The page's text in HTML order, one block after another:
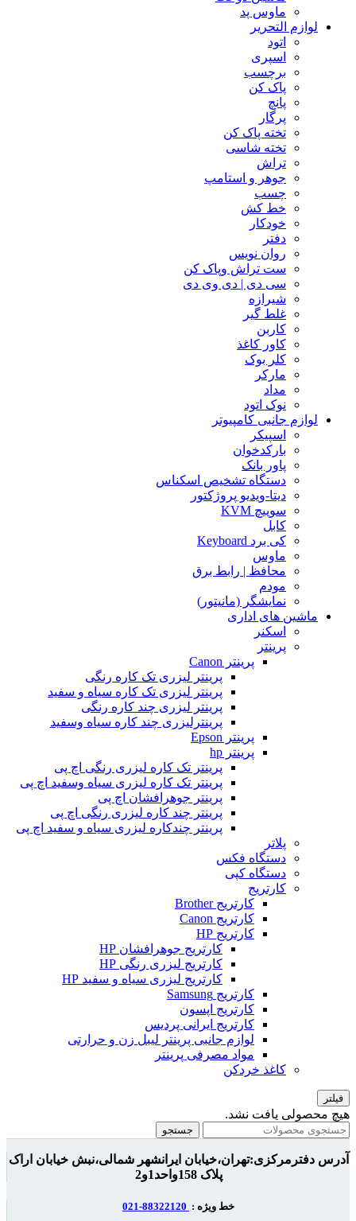
ماوس پد
لوازم التحریر
اتود
اسپری
برچسب
پاک کن
پانچ
پرگار
تخته پاک کن
تخته شاسی
تراش
جوهر و استامپ
چسب
خط کش
خودکار
دفتر
روان نویس
ست تراش وپاک کن
سی دی | دی وی دی
شیرازه
غلط گیر
کاربن
کاور کاغذ
کلر بوک
مارکر
مداد
نوک اتود
لوازم جانبی کامپیوتر
اسپیکر
بارکدخوان
پاور بانک
دستگاه تشخیص اسکناس
دیتا-ویدیو پروژکتور
سوییچ KVM
کابل
کی برد Keyboard
ماوس
محافظ | رابط برق
مودم
نمایشگر (مانیتور)
ماشین های اداری
اسکنر
پرینتر
پرینتر Canon
پرینتر لیزری تک کاره رنگی
پرینتر لیزری تک کاره سیاه و سفید
پرینتر لیزری چند کاره رنگی
پرینترلیزری چند کاره سیاه وسفید
پرینتر Epson
پرینتر hp
پرینتر تک کاره لیزری رنگی اچ پی
پرینتر تک کاره لیزری سیاه وسفید اچ پی
پرینتر جوهرافشان اچ پی
پرینتر چند کاره لیزری رنگی اچ پی
پرینتر چندکاره لیزری سیاه و سفید اچ پی
پلاتر
دستگاه فکس
دستگاه کپی
کارتریج
کارتریج Brother
کارتریج Canon
کارتریج HP
کارتریج جوهرافشان HP
کارتریج لیزری رنگی HP
کارتریج لیزری سیاه و سفید HP
کارتریج Samsung
کارتریج اپسون
کارتریج ایرانی پردیس
لوازم جانبی پرینتر لیبل زن و حرارتی
مواد مصرفی پرینتر
کاغذ خردکن
فیلتر
هیچ محصولی یافت نشد.
جستجو
آدرس دفترمرکزی:تهران،خیابان ایرانشهر شمالی،نبش خیابان اراک
پلاک 158واحد1و2
خط ویژه :